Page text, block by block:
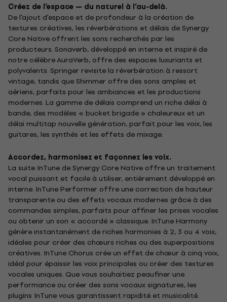
Créez de l’espace — du naturel à l’au-delà.
De l'ajout d'espace et de profondeur à la création de
textures créatives, les réverbérations et délais de Synergy
Core Native offrent les sons recherchés par les
producteurs. Sonaverb, développé en interne et inspiré de
notre célèbre AuraVerb, offre des espaces luxuriants et
polyvalents. Springer revisite la réverbération à ressort
vintage, tandis que Shimmer offre des sons amples et
aériens, parfaits pour les ambiances et les productions
modernes. La gamme de délais comprend un riche délai à
bande, des modèles « bucket brigade » chaleureux et un
délai multitap nouvelle génération, parfait pour les voix, les
guitares, les synthés et les effets de mixage.
Accordez, harmonisez et façonnez les voix.
La suite InTune de Synergy Core Native offre un traitement
vocal puissant et facile à utiliser, entièrement développé en
interne. InTune Performer offre une correction de hauteur
transparente ou des effets vocaux modernes grâce à des
commandes simples, parfaits pour affiner les prises vocales
ou obtenir un son « accordé » classique. InTune Harmony
génère instantanément de riches harmonies à 2, 3 ou 4 voix,
idéales pour créer des chœurs riches ou des superpositions
créatives. InTune Chorus crée un effet de chœur à cinq voix,
idéal pour épaissir les voix principales ou créer des textures
vocales uniques. Que vous souhaitiez peaufiner une
performance ou créer des sons vocaux signatures, les
plugins InTune vous garantissent rapidité et musicalité.